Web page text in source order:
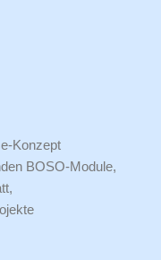
Konzept
BOSO-Module,